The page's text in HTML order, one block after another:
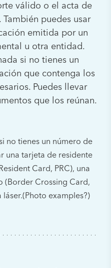
válido o el acta de
puedes usar
emitida por un
u otra entidad.
si no tienes un
que contenga los
Puedes llevar
que los reúnan.
no tienes un número de
una tarjeta de residente
Card, PRC), una
(Border Crossing Card,
láser.(Photo examples?)